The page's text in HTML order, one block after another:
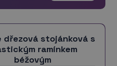
dřezová stojánková s
ramínkem
béžovým